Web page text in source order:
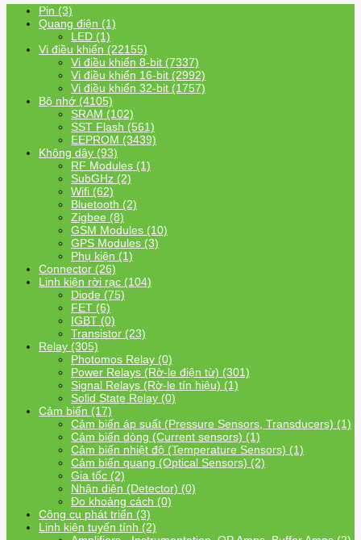
Pin (3)
Quang điện (1)
LED (1)
Vi điều khiển (22155)
Vi điều khiển 8-bit (7337)
Vi điều khiển 16-bit (2992)
Vi điều khiển 32-bit (1757)
Bộ nhớ (4105)
SRAM (102)
SST Flash (561)
EEPROM (3439)
Không dây (93)
RF Modules (1)
SubGHz (2)
Wifi (62)
Bluetooth (2)
Zigbee (8)
GSM Modules (10)
GPS Modules (3)
Phụ kiện (1)
Connector (26)
Linh kiện rời rạc (104)
Diode (75)
FET (6)
IGBT (0)
Transistor (23)
Relay (305)
Photomos Relay (0)
Power Relays (Rờ-le điện từ) (301)
Signal Relays (Rờ-le tín hiệu) (1)
Solid State Relay (0)
Cảm biến (17)
Cảm biến áp suất (Pressure Sensors, Transducers) (1)
Cảm biến dòng (Current sensors) (1)
Cảm biến nhiệt độ (Temperature Sensors) (1)
Cảm biến quang (Optical Sensors) (2)
Gia tốc (2)
Nhận diện (Detector) (0)
Đo khoảng cách (0)
Công cụ phát triển (3)
Linh kiện tuyến tính (2)